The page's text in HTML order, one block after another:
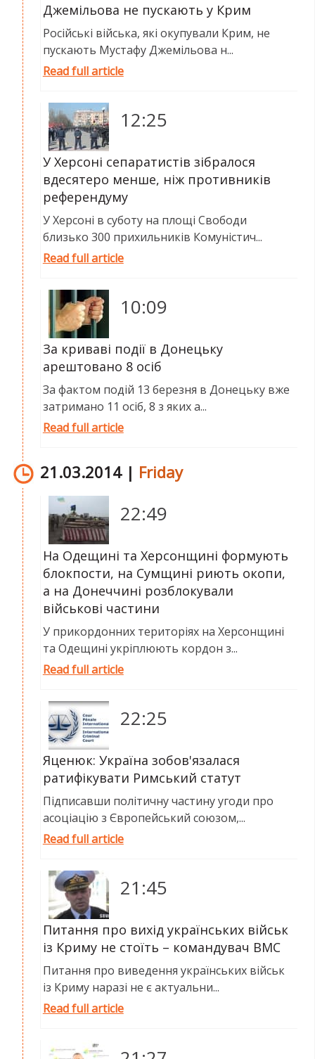
Джемільова не пускають у Крим
Російські війська, які окупували Крим, не
пускають Мустафу Джемільова н...
Read full article
12:25
У Херсоні сепаратистів зібралося
вдесятеро менше, ніж противників
референдуму
У Херсоні в суботу на площі Свободи
близько 300 прихильників Комуністич...
Read full article
10:09
За криваві події в Донецьку
арештовано 8 осіб
За фактом подій 13 березня в Донецьку вже
затримано 11 осіб, 8 з яких а...
Read full article
21.03.2014 | Friday
22:49
На Одещині та Херсонщині формують
блокпости, на Сумщині риють окопи,
а на Донеччині розблокували
військові частини
У прикордонних територіях на Херсонщині
та Одещині укріплюють кордон з...
Read full article
22:25
Яценюк: Україна зобов'язалася
ратифікувати Римський статут
Підписавши політичну частину угоди про
асоціацію з Європейський союзом,...
Read full article
21:45
Питання про вихід українських військ
із Криму не стоїть – командувач ВМС
Питання про виведення українських військ
із Криму наразі не є актуальни...
Read full article